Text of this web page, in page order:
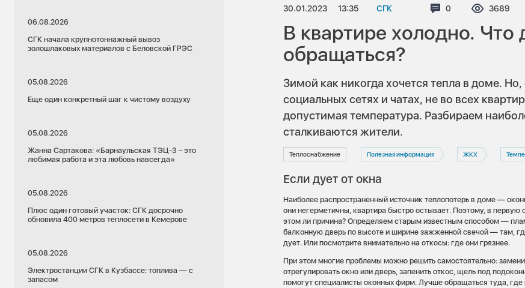
06.08.2026
СГК начала крупнотоннажный вывоз
золошлаковых материалов с Беловской ГРЭС
05.08.2026
Еще один конкретный шаг к чистому воздуху
05.08.2026
Жанна Сартакова: «Барнаульская ТЭЦ-3 – это
любимая работа и эта любовь навсегда»
05.08.2026
Плюс один готовый участок: СГК досрочно
обновила 400 метров теплосети в Кемерове
05.08.2026
Электростанции СГК в Кузбассе: топлива — с
запасом
30.01.2023 13:35 СГК Комментариев:
0 3689
В квартире холодно. Что
обращаться?
Зимой как никогда хочется тепла в доме.
социальных сетях и чатах, не во всех
допустимая температура. Разбираем
сталкиваются жители.
Теплоснабжение Полезная информация ЖКХ
Если дует от окна
Наиболее распространенный источник теплопотерь в доме —
они негерметичны, квартира быстро остывает. Поэтому, в первую
этом ли причина? Определяем старым известным способом —
балконную дверь по высоте и ширине зажженной свечой — там,
дует. Или посмотрите внимательно на откосы: где они грязнее.
При этом многие проблемы можно решить самостоятельно:
отрегулировать окно или дверь, запенить откос, щель под
помогут специалисты оконных фирм. Лучше обращаться туда, где